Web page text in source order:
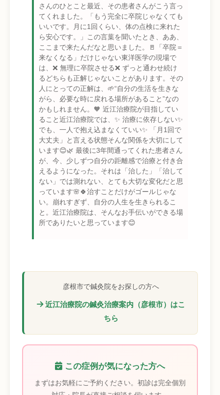
さんのひとこと最近、その患者さんがこう言っ
てくれました。「もう完全に卒院じゃなくても
いいです。月に1回くらい、体の点検に来れた
ら安心です。」この言葉を聞いたとき、ああ、
ここまで来たんだなと思いました。🚪「卒院＝
来なくなる」だけじゃない東洋医学の現場で
は、❌ 無理に卒院させる❌ ずっと通わせ続け
るどちらも正解じゃないことがあります。その
人にとっての正解は、🌱“自分の生活を生きな
がら、必要な時に戻れる場所があること”なの
かもしれません。🧡 近江治療院が目指してい
ること近江治療院では、✨ 治療に依存しない✨
でも、一人で抱え込まなくていい✨ 「月1回で
大丈夫」と言える状態そんな関係を大切にして
います😊🌿 最後に3年間通ってくれた患者さん
が、今、少しずつ自分の距離感で治療と付き合
えるようになった。それは「治した」「治して
ない」では測れない、とても大切な変化だと思
っています🌸🍀治すことだけがゴールじゃな
い。崩れすぎず、自分の人生を生きられるこ
と。近江治療院は、そんなお手伝いができる場
所でありたいと思っています😊
彦根市で鍼灸院をお探しの方へ
近江治療院の鍼灸治療案内（彦根市）はこ
ちら
この症例が気になった方へ
まずはお気軽にご予約ください。初診は完全個別